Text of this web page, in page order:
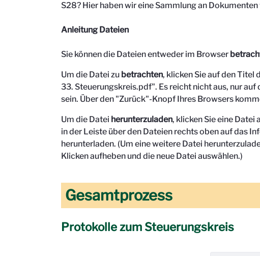
S28? Hier haben wir eine Sammlung an
Anleitung Dateien
Sie können die Dateien entweder im Browser
Um die Datei zu betrachten, klicken Sie auf den Titel
33. Steuerungskreis.pdf". Es reicht nicht aus, nur auf
sein. Über den "Zurück"-Knopf Ihres Browsers
Um die Datei herunterzuladen, klicken Sie eine Datei
in der Leiste über den Dateien rechts oben auf das
herunterladen. (Um eine weitere Datei
Klicken aufheben und die neue Datei auswählen.)
Gesamtprozess
Protokolle zum Steuerungskreis